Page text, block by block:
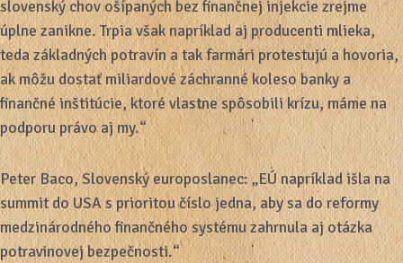
slovenský chov ošípaných bez finančnej injekcie zrejme
úplne zanikne. Trpia však napríklad aj producenti mlieka,
teda základných potravín a tak farmári protestujú a hovoria,
ak môžu dostať miliardové záchranné koleso banky a
finančné inštitúcie, ktoré vlastne spôsobili krízu, máme na
podporu právo aj my.“
Peter Baco, Slovenský europoslanec: „EÚ napríklad išla na
summit do USA s prioritou číslo jedna, aby sa do reformy
medzinárodného finančného systému zahrnula aj otázka
potravinovej bezpečnosti.“